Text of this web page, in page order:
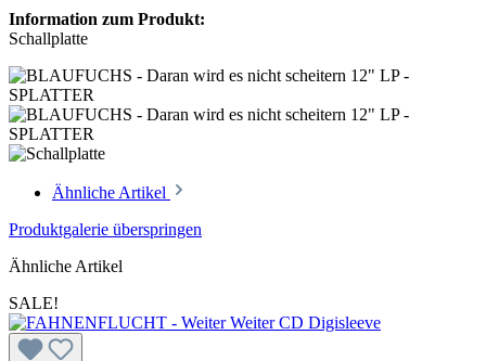
Information zum Produkt:
Schallplatte
Ähnliche Artikel
Produktgalerie überspringen
Ähnliche Artikel
SALE!